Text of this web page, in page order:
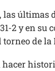
últimas
2 y en su
de la